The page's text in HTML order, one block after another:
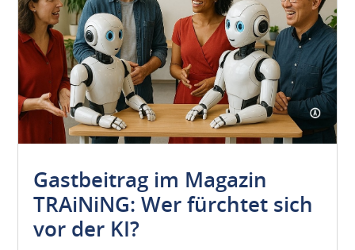
Gastbeitrag im Magazin
TRAiNiNG: Wer fürchtet sich
vor der KI?